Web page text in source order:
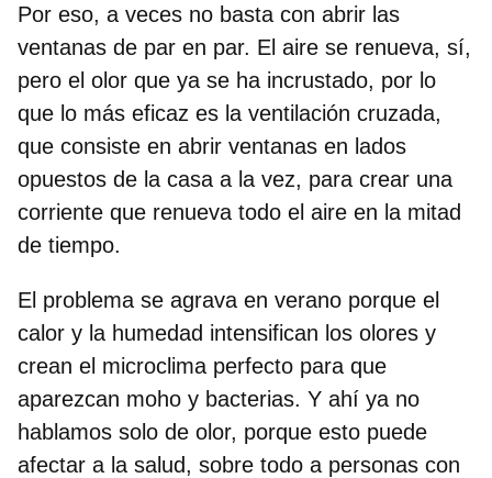
Por eso, a veces no basta con abrir las
ventanas de par en par. El aire se renueva, sí,
pero el olor que ya se ha incrustado, por lo
que lo más eficaz es la ventilación cruzada,
que consiste en abrir ventanas en lados
opuestos de la casa a la vez, para crear una
corriente que renueva todo el aire en la mitad
de tiempo.
El problema se agrava en verano porque el
calor y la humedad intensifican los olores y
crean el microclima perfecto para que
aparezcan moho y bacterias. Y ahí ya no
hablamos solo de olor, porque esto puede
afectar a la salud, sobre todo a personas con